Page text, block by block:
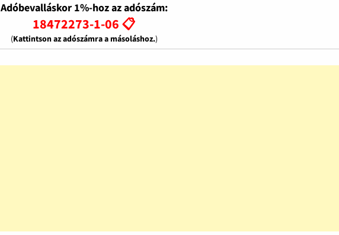
Adóbevalláskor 1%-hoz az adószám:
18472273-1-06 📋
(Kattintson az adószámra a másoláshoz.)